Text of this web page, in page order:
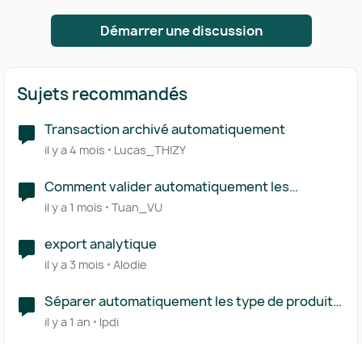
Démarrer une discussion
Sujets recommandés
Transaction archivé automatiquement
il y a 4 mois Lucas_THIZY
Comment valider automatiquement les
rapprochements suggérés ?
il y a 1 mois Tuan_VU
export analytique
il y a 3 mois Alodie
Séparer automatiquement les type de produits
sur devis, facture,...
il y a 1 an lpdi